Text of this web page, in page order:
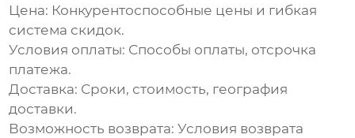
Цена: Конкурентоспособные цены и гибкая
система скидок.
Условия оплаты: Способы оплаты, отсрочка
платежа.
Доставка: Сроки, стоимость, география
доставки.
Возможность возврата: Условия возврата